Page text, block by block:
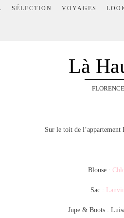
SÉLECTION VOYAGES
Là
FLORENCE
Sur le toit de l’appartement
Blouse :
Sac :
Jupe & Boots :